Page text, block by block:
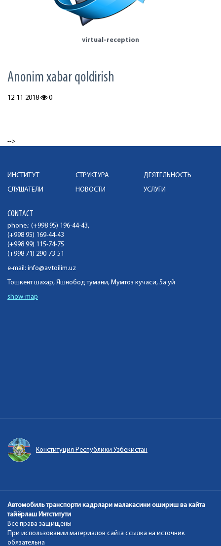
virtual-reception
Аnonim xabar qoldirish
12-11-2018 0
-->
ИНСТИТУТ СТРУКТУРА
ДЕЯТЕЛЬНОСТЬ
СЛУШАТЕЛИ
НОВОСТИ УСЛУГИ
CONTACT
phone.: (+998 95) 196-44-43,
(+998 95) 169-44-43
(+998 99) 115-74-75
(+998 71) 290-73-51
e-mail: info@avtoilim.uz
Тошкент шахар, Яшнобод тумани, Мумтоз кучаси, 5а уй
show-map
Конституция Республики Узбекистан
Автомобиль транспорти кадрлари малакасини ошириш ва кайта
тайёрлаш Интститути
Все права защищены
При использовании материалов сайта ссылка на источник
обязательна